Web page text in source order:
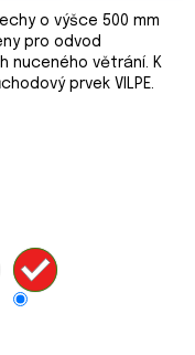
o výšce 500 mm
pro odvod
nuceného větrání. K
prvek VILPE.